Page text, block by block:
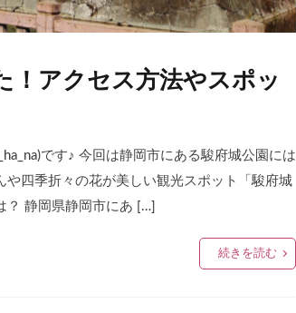
！アクセス方法やスポッ
です♪ 今回は静岡市にある駿府城公園には
四季折々の花が美しい観光スポット「駿府城
？ 静岡県静岡市にあ […]
続きを読む